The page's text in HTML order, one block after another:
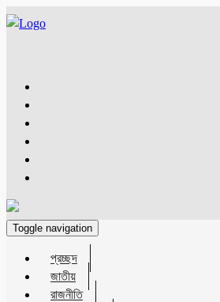
Toggle navigation
প্রচ্ছদ
জাতীয়
রাজনীতি